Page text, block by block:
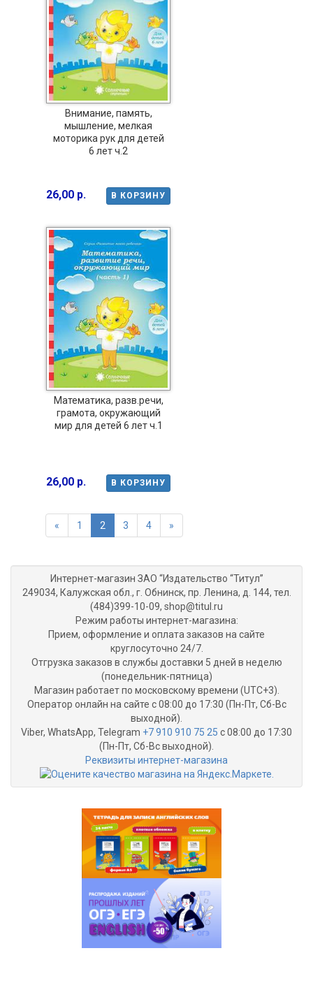
Внимание, память,
мышление, мелкая
моторика рук для детей
6 лет ч.2
В КОРЗИНУ
26,00 р.
Математика, разв.речи,
грамота, окружающий
мир для детей 6 лет ч.1
В КОРЗИНУ
26,00 р.
« 1 2 3 4 »
Интернет-магазин ЗАО “Издательство “Титул”
249034, Калужская обл., г. Обнинск, пр. Ленина, д. 144, тел.
(484)399-10-09, shop@titul.ru
Режим работы интернет-магазина:
Прием, оформление и оплата заказов на сайте
круглосуточно 24/7.
Отгрузка заказов в службы доставки 5 дней в неделю
(понедельник-пятница)
Магазин работает по московскому времени (UTC+3).
Оператор онлайн на сайте с 08:00 до 17:30 (Пн-Пт, Сб-Вс
выходной).
Viber, WhatsApp, Telegram +7 910 910 75 25 с 08:00 до 17:30
(Пн-Пт, Сб-Вс выходной).
Реквизиты интернет-магазина